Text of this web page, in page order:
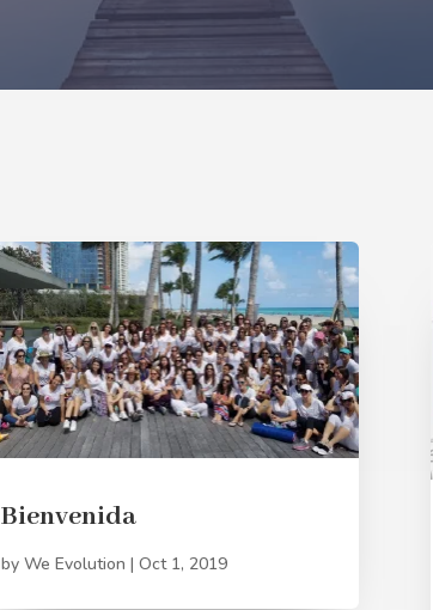
Bienvenida
by We Evolution | Oct 1, 2019